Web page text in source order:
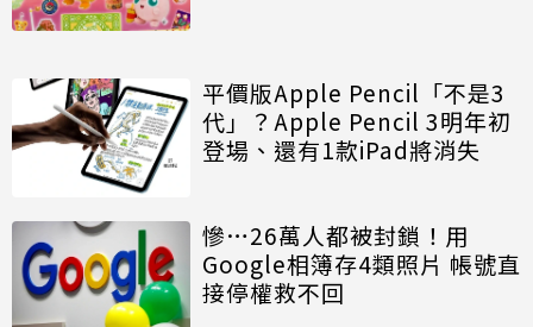
平價版Apple Pencil「不是3
代」？Apple Pencil 3明年初
登場、還有1款iPad將消失
慘…26萬人都被封鎖！用
Google相簿存4類照片 帳號直
接停權救不回